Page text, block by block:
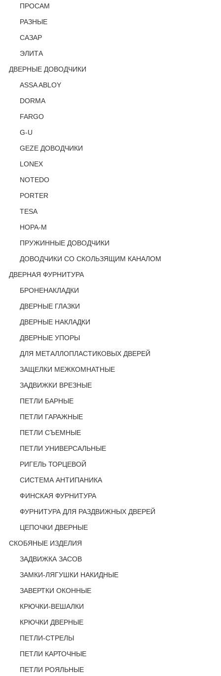
ПРОСАМ
РАЗНЫЕ
САЗАР
ЭЛИТА
ДВЕРНЫЕ ДОВОДЧИКИ
ASSA ABLOY
DORMA
FARGO
G-U
GEZE ДОВОДЧИКИ
LONEX
NOTEDO
PORTER
TESA
НОРА-М
ПРУЖИННЫЕ ДОВОДЧИКИ
ДОВОДЧИКИ СО СКОЛЬЗЯЩИМ КАНАЛОМ
ДВЕРНАЯ ФУРНИТУРА
БРОНЕНАКЛАДКИ
ДВЕРНЫЕ ГЛАЗКИ
ДВЕРНЫЕ НАКЛАДКИ
ДВЕРНЫЕ УПОРЫ
ДЛЯ МЕТАЛЛОПЛАСТИКОВЫХ ДВЕРЕЙ
ЗАЩЕЛКИ МЕЖКОМНАТНЫЕ
ЗАДВИЖКИ ВРЕЗНЫЕ
ПЕТЛИ БАРНЫЕ
ПЕТЛИ ГАРАЖНЫЕ
ПЕТЛИ СЪЕМНЫЕ
ПЕТЛИ УНИВЕРСАЛЬНЫЕ
РИГЕЛЬ ТОРЦЕВОЙ
СИСТЕМА АНТИПАНИКА
ФИНСКАЯ ФУРНИТУРА
ФУРНИТУРА ДЛЯ РАЗДВИЖНЫХ ДВЕРЕЙ
ЦЕПОЧКИ ДВЕРНЫЕ
СКОБЯНЫЕ ИЗДЕЛИЯ
ЗАДВИЖКА ЗАСОВ
ЗАМКИ-ЛЯГУШКИ НАКИДНЫЕ
ЗАВЕРТКИ ОКОННЫЕ
КРЮЧКИ-ВЕШАЛКИ
КРЮЧКИ ДВЕРНЫЕ
ПЕТЛИ-СТРЕЛЫ
ПЕТЛИ КАРТОЧНЫЕ
ПЕТЛИ РОЯЛЬНЫЕ